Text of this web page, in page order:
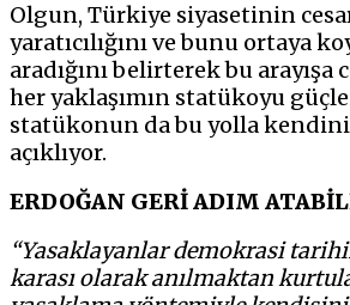
Olgun, Türkiye siyasetinin
yaratıcılığını ve bunu ortaya
aradığını belirterek bu arayışa
her yaklaşımın statükoyu
statükonun da bu yolla
açıklıyor.
ERDOĞAN GERİ ADIM
“Yasaklayanlar demokrasi
karası olarak anılmaktan